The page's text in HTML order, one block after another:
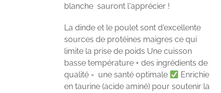
blanche sauront l'apprécier !
La dinde et le poulet sont d'excellente
sources de protéines maigres ce qui
limite la prise de poids Une cuisson
basse température + des ingrédients de
qualité = une santé optimale
Enrichie
en taurine (acide aminé) pour soutenir la